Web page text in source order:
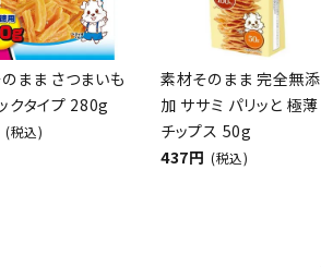
まま さつまいも
クタイプ 280g
(税込)
素材そのまま 完全無添
加 ササミ パリッと 極薄
チップス 50g
437円 (税込)